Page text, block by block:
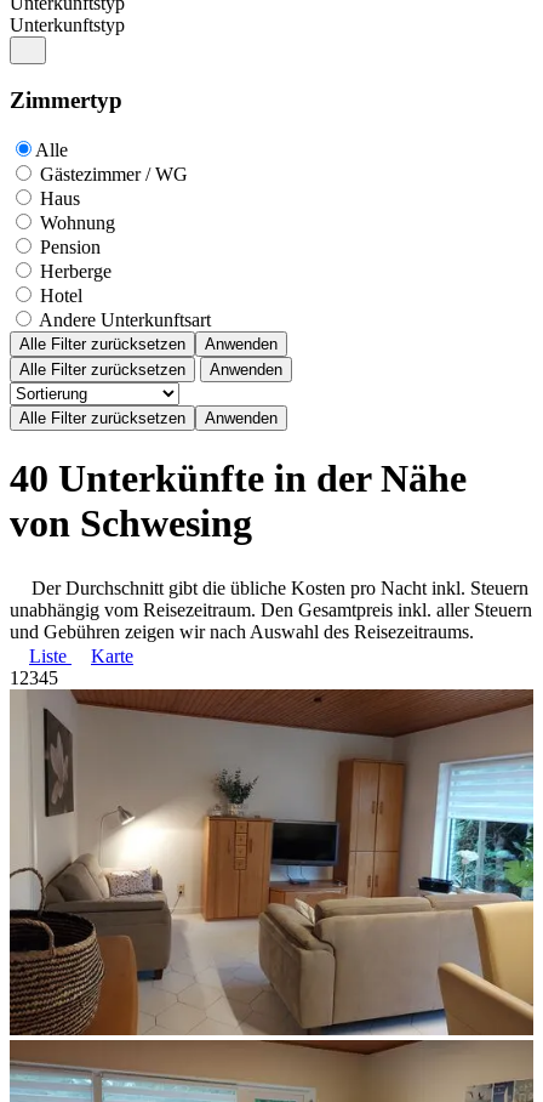
Unterkunftstyp
Zimmertyp
Alle
Gästezimmer / WG
Haus
Wohnung
Pension
Herberge
Hotel
Andere Unterkunftsart
Alle Filter zurücksetzen
Anwenden
Alle Filter zurücksetzen
Anwenden
40 Unterkünfte in der Nähe
von Schwesing
Der Durchschnitt gibt die übliche Kosten pro Nacht inkl. Steuern
unabhängig vom Reisezeitraum. Den Gesamtpreis inkl. aller Steuern
und Gebühren zeigen wir nach Auswahl des Reisezeitraums.
Liste
Karte
1 2345